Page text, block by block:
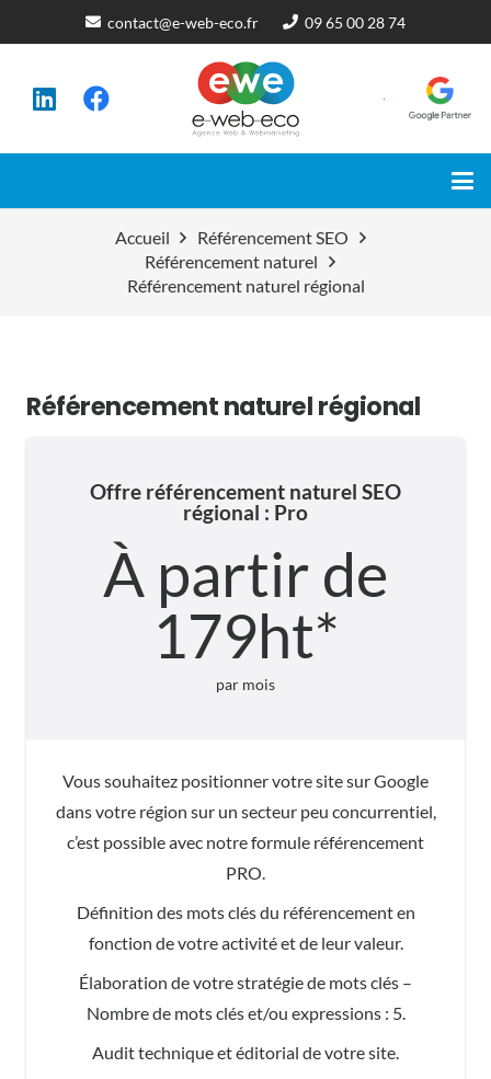
contact@e-web-eco.fr 09 65 00 28 74
Accueil
Référencement SEO
Référencement naturel
Référencement naturel régional
Référencement naturel régional
Offre référencement naturel SEO
régional : Pro
À partir de
179ht*
par mois
Vous souhaitez positionner votre site sur Google
dans votre région sur un secteur peu concurrentiel,
c’est possible avec notre formule référencement
PRO.
Définition des mots clés du référencement en
fonction de votre activité et de leur valeur.
Élaboration de votre stratégie de mots clés –
Nombre de mots clés et/ou expressions : 5.
Audit technique et éditorial de votre site.